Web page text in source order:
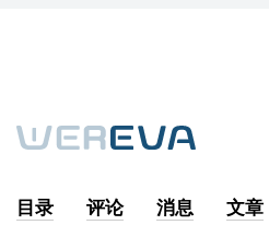
目录 评论 消息 文章